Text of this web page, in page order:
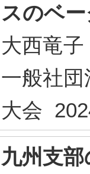
スのベ
大西竜
一般社
大会
九州支